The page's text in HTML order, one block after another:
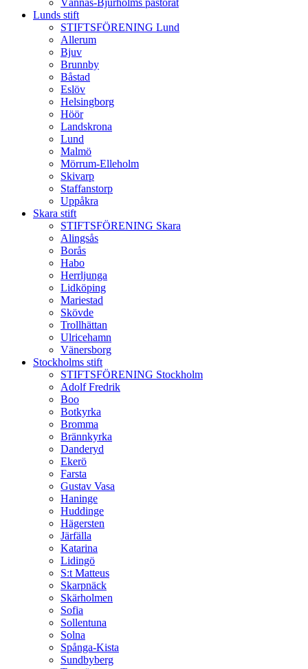
Vännäs-Bjurholms pastorat
Lunds stift
STIFTSFÖRENING Lund
Allerum
Bjuv
Brunnby
Båstad
Eslöv
Helsingborg
Höör
Landskrona
Lund
Malmö
Mörrum-Elleholm
Skivarp
Staffanstorp
Uppåkra
Skara stift
STIFTSFÖRENING Skara
Alingsås
Borås
Habo
Herrljunga
Lidköping
Mariestad
Skövde
Trollhättan
Ulricehamn
Vänersborg
Stockholms stift
STIFTSFÖRENING Stockholm
Adolf Fredrik
Boo
Botkyrka
Bromma
Brännkyrka
Danderyd
Ekerö
Farsta
Gustav Vasa
Haninge
Huddinge
Hägersten
Järfälla
Katarina
Lidingö
S:t Matteus
Skarpnäck
Skärholmen
Sofia
Sollentuna
Solna
Spånga-Kista
Sundbyberg